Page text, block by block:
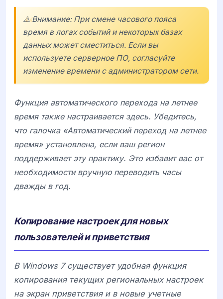
⚠️ Внимание: При смене часового пояса
время в логах событий и некоторых базах
данных может сместиться. Если вы
используете серверное ПО, согласуйте
изменение времени с администратором сети.
Функция автоматического перехода на летнее
время также настраивается здесь. Убедитесь,
что галочка «Автоматический переход на летнее
время» установлена, если ваш регион
поддерживает эту практику. Это избавит вас от
необходимости вручную переводить часы
дважды в год.
Копирование настроек для новых
пользователей и приветствия
В Windows 7 существует удобная функция
копирования текущих региональных настроек
на экран приветствия и в новые учетные